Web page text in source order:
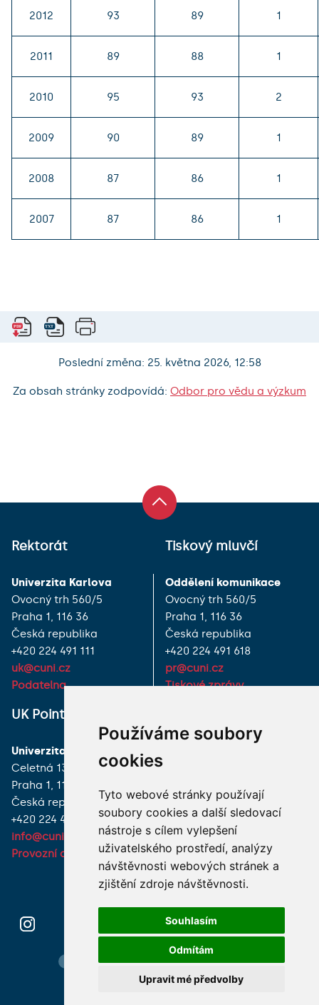
Používáme soubory
cookies
Tyto webové stránky používají
soubory cookies a další sledovací
nástroje s cílem vylepšení
uživatelského prostředí, analýzy
návštěvnosti webových stránek a
zjištění zdroje návštěvnosti.
Souhlasím
Odmítám
Upravit mé předvolby
2012 93 89 1
2011 89 88 1
2010 95 93 2
2009 90 89 1
2008 87 86 1
2007 87 86 1
Poslední změna: 25. května 2026, 12:58
Za obsah stránky zodpovídá: Odbor pro vědu a výzkum
Rektorát
Univerzita Karlova
Ovocný trh 560/5
Praha 1, 116 36
Česká republika
+420 224 491 111
uk@cuni.cz
Podatelna
Tiskový mluvčí
Oddělení komunikace
Ovocný trh 560/5
Praha 1, 116 36
Česká republika
+420 224 491 618
pr@cuni.cz
Tiskové zprávy
UK Point
Univerzita Karlova
Celetná 13
Praha 1, 116 36
Česká republika
+420 224 491 850
info@cuni.cz
Provozní doba a kontakty
JAK K NÁM?
Hledání osob Nastavení cookie Mapa webu